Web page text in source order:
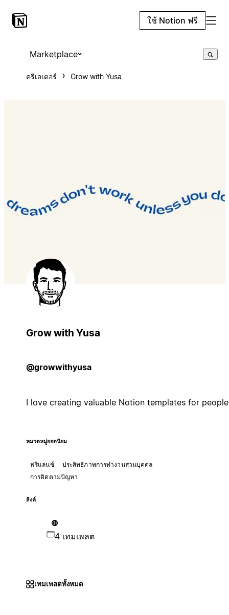
ใช้ Notion ฟรี
Marketplace
ครีเอเตอร์ Grow with Yusa
Grow with Yusa
@growwithyusa
I love creating valuable Notion templates for
หมวดหมู่ยอดนิยม
ฟรีแลนซ์
ประสิทธิภาพการทำงานส่วนบุคคล
การติดตามปัญหา
ลิงค์
4 เทมเพลต
เทมเพลตทั้งหมด